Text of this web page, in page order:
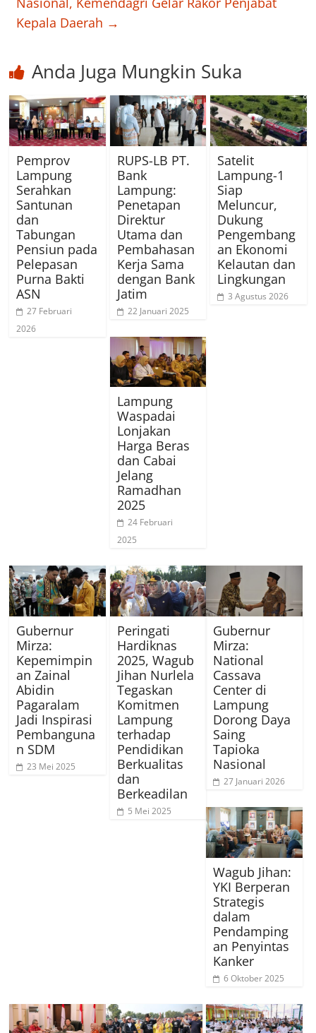
Kepala Daerah →
Anda Juga Mungkin Suka
Pemprov
Lampung
Serahkan
Santunan
dan
Tabungan
Pensiun pada
Pelepasan
Purna Bakti
ASN
27 Februari
2026
RUPS-LB PT.
Bank
Lampung:
Penetapan
Direktur
Utama dan
Pembahasan
Kerja Sama
dengan Bank
Jatim
22 Januari 2025
Satelit
Lampung-1
Siap
Meluncur,
Dukung
Pengembang
an Ekonomi
Kelautan dan
Lingkungan
3 Agustus 2026
Lampung
Waspadai
Lonjakan
Harga Beras
dan Cabai
Jelang
Ramadhan
2025
24 Februari
2025
Gubernur
Mirza:
Kepemimpin
an Zainal
Abidin
Pagaralam
Jadi Inspirasi
Pembanguna
n SDM
23 Mei 2025
Peringati
Hardiknas
2025, Wagub
Jihan Nurlela
Tegaskan
Komitmen
Lampung
terhadap
Pendidikan
Berkualitas
dan
Berkeadilan
5 Mei 2025
Gubernur
Mirza:
National
Cassava
Center di
Lampung
Dorong Daya
Saing
Tapioka
Nasional
27 Januari 2026
Wagub Jihan:
YKI Berperan
Strategis
dalam
Pendamping
an Penyintas
Kanker
6 Oktober 2025